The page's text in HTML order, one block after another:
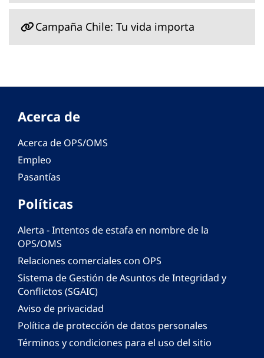
Campaña Chile: Tu vida importa
Acerca de
Acerca de OPS/OMS
Empleo
Pasantías
Políticas
Alerta - Intentos de estafa en nombre de la
OPS/OMS
Relaciones comerciales con OPS
Sistema de Gestión de Asuntos de Integridad y
Conflictos (SGAIC)
Aviso de privacidad
Política de protección de datos personales
Términos y condiciones para el uso del sitio